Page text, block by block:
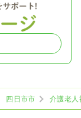
四日市市
介護老